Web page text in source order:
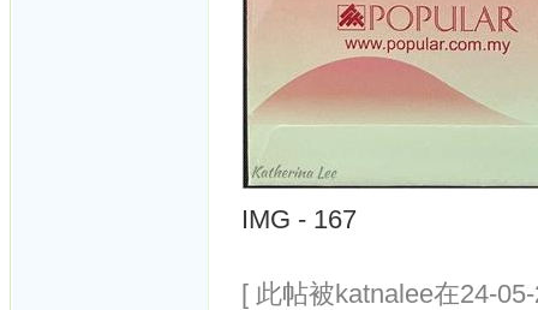
IMG - 167
[ 此帖被katnalee在24-